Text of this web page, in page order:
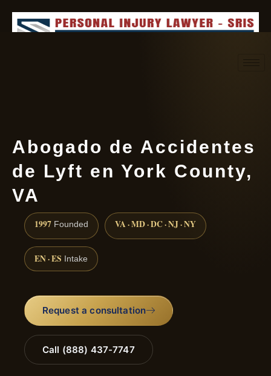
Abogado de Accidentes
de Lyft en York County,
VA
1997 Founded VA · MD · DC · NJ · NY
EN · ES Intake
Request a consultation
Call (888) 437-7747